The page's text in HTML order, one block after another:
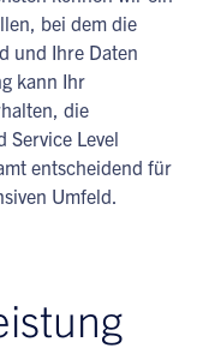
bei dem die
und Ihre Daten
kann Ihr
die
Service Level
entscheidend für
Umfeld.